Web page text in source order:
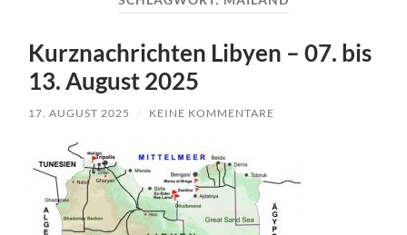
Kurznachrichten Libyen – 07. bis
13. August 2025
17. AUGUST 2025 / KEINE KOMMENTARE